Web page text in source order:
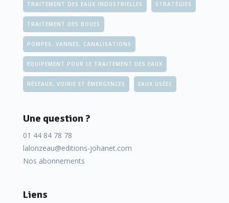
TRAITEMENT DES EAUX INDUSTRIELLES STRATÉGIES
TRAITEMENT DES BOUES
POMPES, VANNES, CANALISATIONS
EQUIPEMENT POUR LE TRAITEMENT DES EAUX
RÉSEAUX, VOIRIE ET ÉMERGENCES EAUX USÉES
Une question ?
01 44 84 78 78
lalonzeau@editions-johanet.com
Nos abonnements
Liens